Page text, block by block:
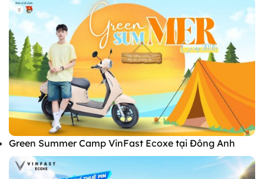
Green Summer Camp VinFast Ecoxe tại Đông Anh